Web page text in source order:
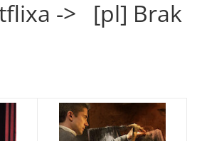
-> [pl] Brak